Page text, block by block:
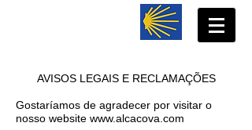
AVISOS LEGAIS E RECLAMAÇÕES
Gostaríamos de agradecer por visitar o
nosso website www.alcacova.com